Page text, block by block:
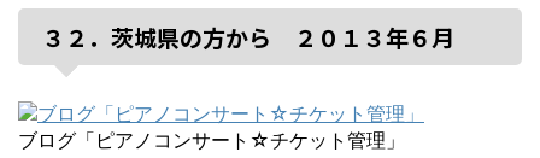
３２．茨城県の方から ２０１３年６月
ブログ「ピアノコンサート☆チケット管理」